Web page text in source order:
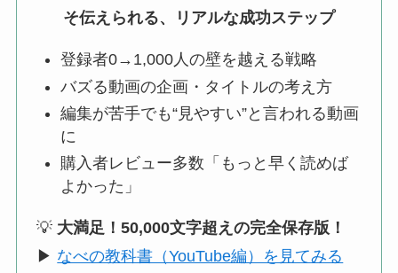
そ伝えられる、リアルな成功ステップ
登録者0→1,000人の壁を越える戦略
バズる動画の企画・タイトルの考え方
編集が苦手でも“見やすい”と言われる動画
に
購入者レビュー多数「もっと早く読めば
よかった」
💡 大満足！50,000文字超えの完全保存版！
▶ なべの教科書（YouTube編）を見てみる